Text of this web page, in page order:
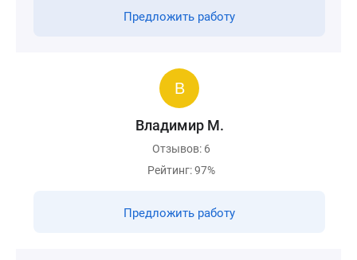
Предложить работу
Владимир М.
Отзывов: 6
Рейтинг: 97%
Предложить работу